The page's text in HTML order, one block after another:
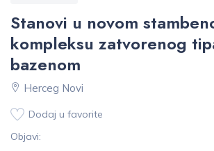
Stanovi u novom
kompleksu zatvorenog
bazenom
Herceg Novi
Dodaj u favorite
Objavi: